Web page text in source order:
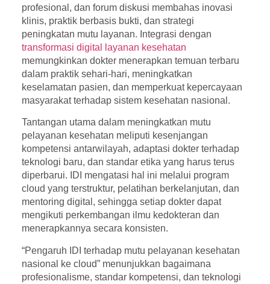
profesional, dan forum diskusi membahas inovasi
klinis, praktik berbasis bukti, dan strategi
peningkatan mutu layanan. Integrasi dengan
transformasi digital layanan kesehatan
memungkinkan dokter menerapkan temuan terbaru
dalam praktik sehari-hari, meningkatkan
keselamatan pasien, dan memperkuat kepercayaan
masyarakat terhadap sistem kesehatan nasional.
Tantangan utama dalam meningkatkan mutu
pelayanan kesehatan meliputi kesenjangan
kompetensi antarwilayah, adaptasi dokter terhadap
teknologi baru, dan standar etika yang harus terus
diperbarui. IDI mengatasi hal ini melalui program
cloud yang terstruktur, pelatihan berkelanjutan, dan
mentoring digital, sehingga setiap dokter dapat
mengikuti perkembangan ilmu kedokteran dan
menerapkannya secara konsisten.
“Pengaruh IDI terhadap mutu pelayanan kesehatan
nasional ke cloud” menunjukkan bagaimana
profesionalisme, standar kompetensi, dan teknologi